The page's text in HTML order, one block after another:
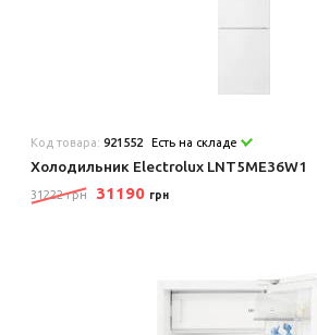
Код товара:921552 Есть на складе
Холодильник Electrolux LNT5ME36W1
31222 грн 31190 грн